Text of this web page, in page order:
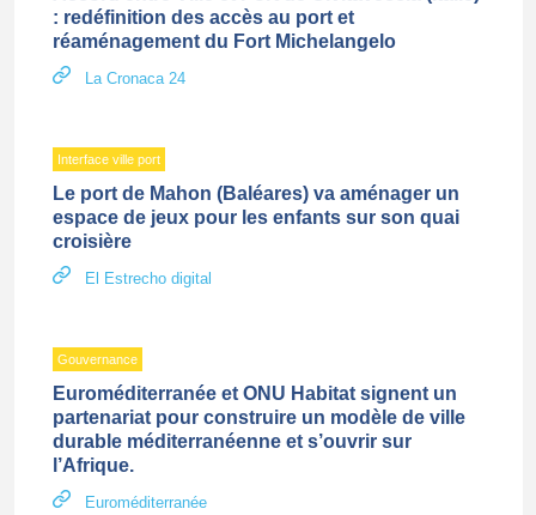
: redéfinition des accès au port et
réaménagement du Fort Michelangelo
La Cronaca 24
Interface ville port
Le port de Mahon (Baléares) va aménager un
espace de jeux pour les enfants sur son quai
croisière
El Estrecho digital
Gouvernance
Euroméditerranée et ONU Habitat signent un
partenariat pour construire un modèle de ville
durable méditerranéenne et s’ouvrir sur
l’Afrique.
Euroméditerranée